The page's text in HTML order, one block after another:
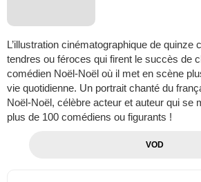
L’illustration cinématographique de quinze
tendres ou féroces qui firent le succès de
comédien Noël-Noël où il met en scène
vie quotidienne. Un portrait chanté du
Noël-Noël, célèbre acteur et auteur qui se
plus de 100 comédiens ou figurants !
VOD